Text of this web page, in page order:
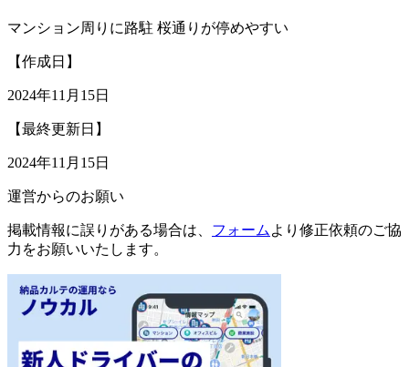
マンション周りに路駐 桜通りが停めやすい
【作成日】
2024年11月15日
【最終更新日】
2024年11月15日
運営からのお願い
掲載情報に誤りがある場合は、 フォーム より修正依頼のご協
力をお願いいたします。